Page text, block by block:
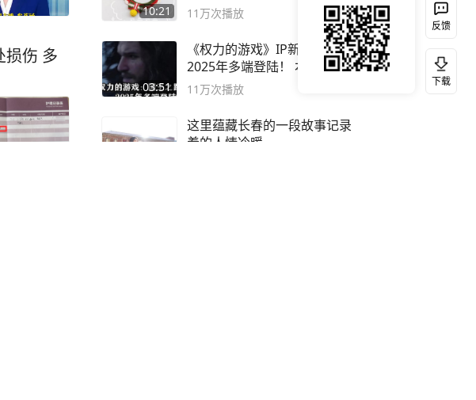
损伤 多
10:21 11万次播放
03:51
《权力的游戏》IP新游，
2025年多端登陆！ 本期内容
概要
11万次播放
这里蕴藏长春的一段故事记录
着的人情冷暖
反馈
下载